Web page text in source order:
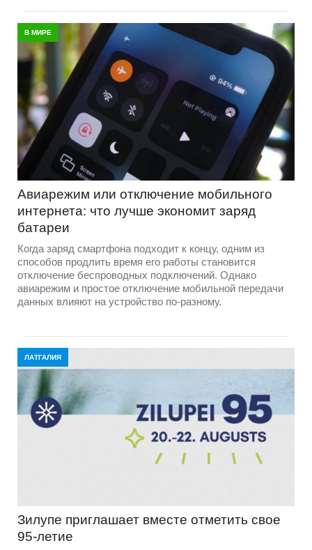
В МИРЕ
Авиарежим или отключение мобильного
интернета: что лучше экономит заряд
батареи
Когда заряд смартфона подходит к концу, одним из
способов продлить время его работы становится
отключение беспроводных подключений. Однако
авиарежим и простое отключение мобильной передачи
данных влияют на устройство по-разному.
ЛАТГАЛИЯ
Зилупе приглашает вместе отметить свое
95-летие